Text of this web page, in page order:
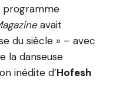
programme
avait
du siècle » – avec
la danseuse
inédite d’Hofesh